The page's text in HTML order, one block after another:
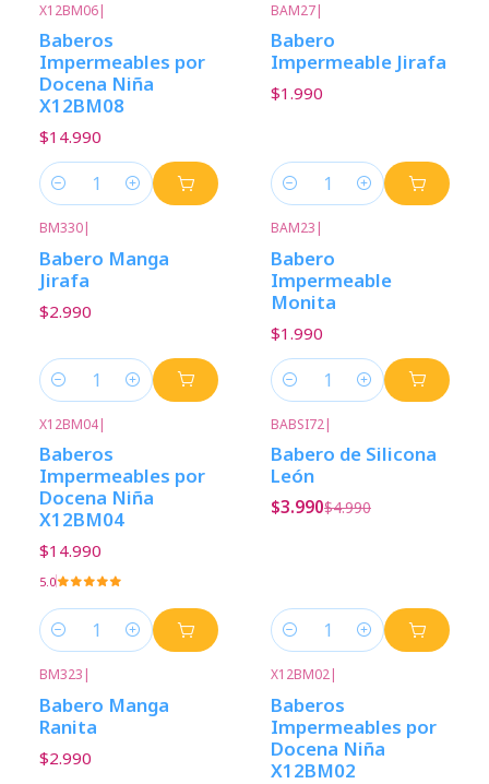
X12BM06|
Baberos
Impermeables por
Docena Niña
X12BM08
$14.990
Cantidad
BAM27|
Babero
Impermeable Jirafa
$1.990
Cantidad
BM330|
Babero Manga
Jirafa
$2.990
Cantidad
BAM23 |
Babero
Impermeable
Monita
$1.990
Cantidad
X12BM04|
Baberos
Impermeables por
Docena Niña
X12BM04
$14.990
5.0
Cantidad
BABSI72|
Babero de Silicona
León
$3.990$4.990
Cantidad
BM323 |
Babero Manga
Ranita
$2.990
X12BM02|
Baberos
Impermeables por
Docena Niña
X12BM02